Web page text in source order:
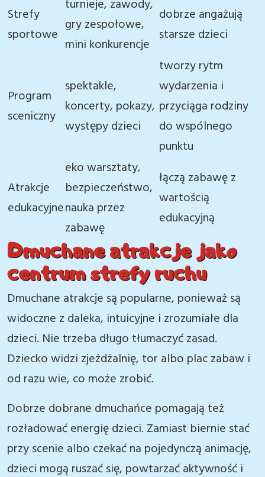
Strefy
sportowe
turnieje, zawody,
gry zespołowe,
mini konkurencje
dobrze angażują
starsze dzieci
Program
sceniczny
spektakle,
koncerty, pokazy,
występy dzieci
tworzy rytm
wydarzenia i
przyciąga rodziny
do wspólnego
punktu
Atrakcje
edukacyjne
eko warsztaty,
bezpieczeństwo,
nauka przez
zabawę
łączą zabawę z
wartością
edukacyjną
Dmuchane atrakcje jako
centrum strefy ruchu
Dmuchane atrakcje są popularne, ponieważ są
widoczne z daleka, intuicyjne i zrozumiałe dla
dzieci. Nie trzeba długo tłumaczyć zasad.
Dziecko widzi zjeżdżalnię, tor albo plac zabaw i
od razu wie, co może zrobić.
Dobrze dobrane dmuchańce pomagają też
rozładować energię dzieci. Zamiast biernie stać
przy scenie albo czekać na pojedynczą animację,
dzieci mogą ruszać się, powtarzać aktywność i